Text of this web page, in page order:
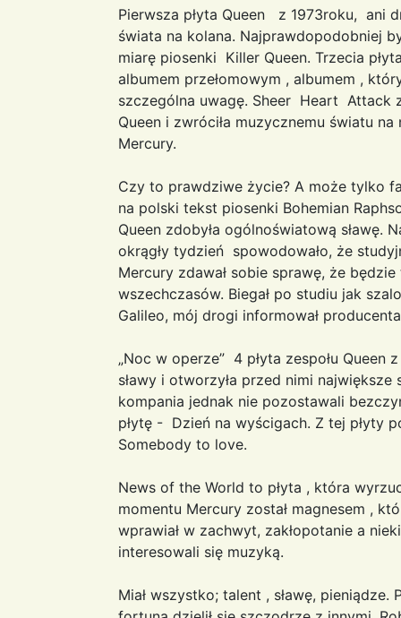
Pierwsza płyta Queen z 1973roku, ani
świata na kolana. Najprawdopodobniej
miarę piosenki Killer Queen. Trzecia
albumem przełomowym , albumem ,
szczególna uwagę. Sheer Heart Attack
Queen i zwróciła muzycznemu światu
Mercury.
Czy to prawdziwe życie? A może tylko
na polski tekst piosenki Bohemian
Queen zdobyła ogólnoświatową sławę.
okrągły tydzień spowodowało, że
Mercury zdawał sobie sprawę, że
wszechczasów. Biegał po studiu jak
Galileo, mój drogi informował
„Noc w operze” 4 płyta zespołu Queen
sławy i otworzyła przed nimi
kompania jednak nie pozostawali
płytę - Dzień na wyścigach. Z tej płyty
Somebody to love.
News of the World to płyta , która
momentu Mercury został magnesem ,
wprawiał w zachwyt, zakłopotanie a
interesowali się muzyką.
Miał wszystko; talent , sławę,